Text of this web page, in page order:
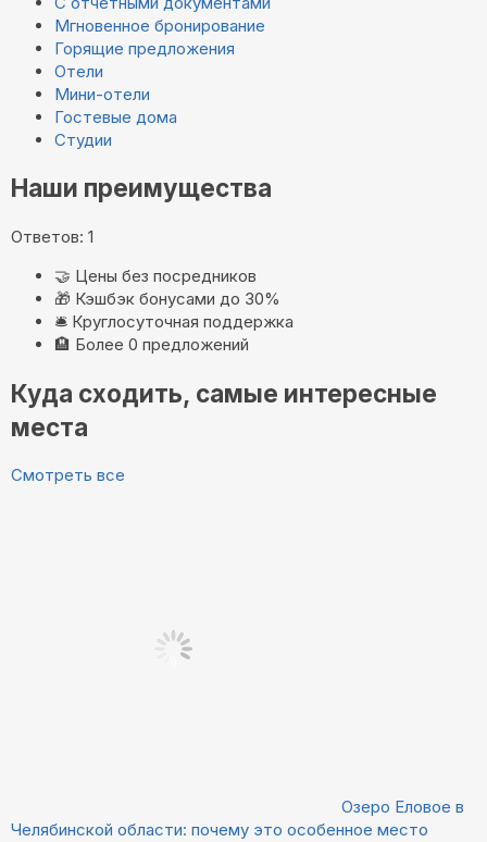
Мгновенное бронирование
Горящие предложения
Отели
Мини-отели
Гостевые дома
Студии
Наши преимущества
Ответов: 1
🤝 Цены без посредников
🎁 Кэшбэк бонусами до 30%
🛎️ Круглосуточная поддержка
🏨 Более 0 предложений
Куда сходить, самые интересные
места
Смотреть все
Озеро Еловое в
Челябинской области: почему это особенное место